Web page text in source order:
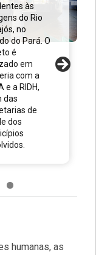
às
do Rio
no
do Pará. O
é
em
com a
e a RIDH,
das
de
dos
humanas, as